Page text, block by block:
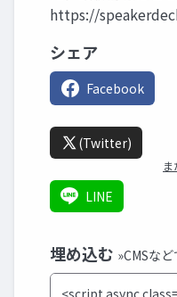
https://
シェア
Facebook
(Twitter)
LINE
埋め込む »CMSな